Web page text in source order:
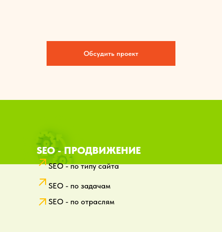
Обсудить проект
SEO - ПРОДВИЖЕНИЕ
SEO - по типу сайта
SEO - по задачам
SEO - по отраслям